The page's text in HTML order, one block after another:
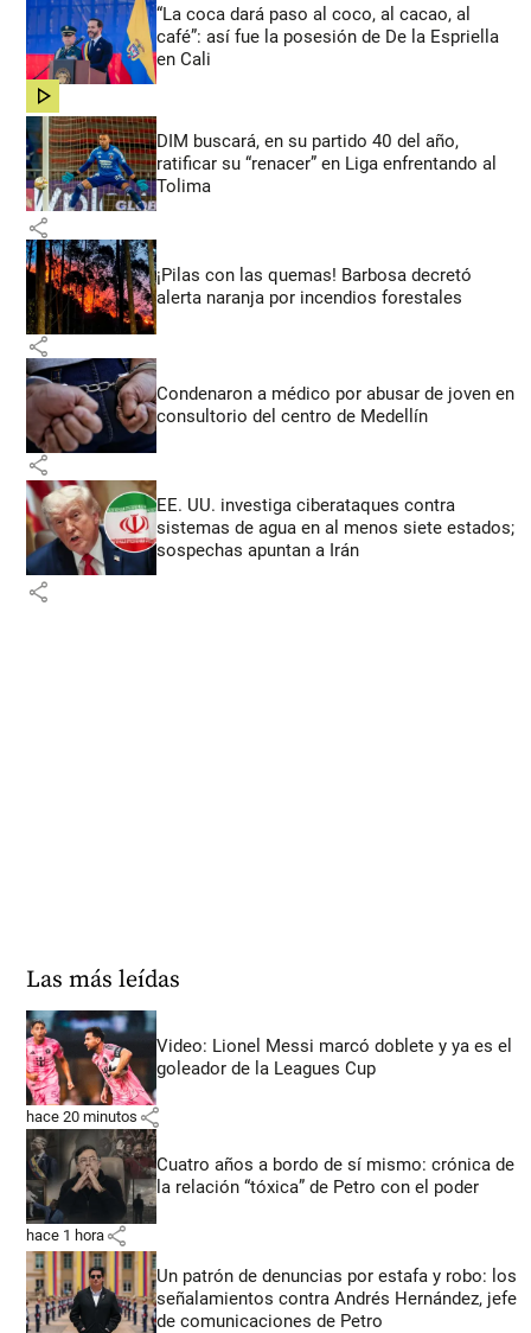
“La coca dará paso al coco, al cacao, al
café”: así fue la posesión de De la Espriella
en Cali
share
DIM buscará, en su partido 40 del año,
ratificar su “renacer” en Liga enfrentando al
Tolima
share
¡Pilas con las quemas! Barbosa decretó
alerta naranja por incendios forestales
share
Condenaron a médico por abusar de joven en
consultorio del centro de Medellín
share
EE. UU. investiga ciberataques contra
sistemas de agua en al menos siete estados;
sospechas apuntan a Irán
share
Las más leídas
Video: Lionel Messi marcó doblete y ya es el
goleador de la Leagues Cup
hace 20 minutos share
Cuatro años a bordo de sí mismo: crónica de
la relación “tóxica” de Petro con el poder
hace 1 hora share
Un patrón de denuncias por estafa y robo: los
señalamientos contra Andrés Hernández, jefe
de comunicaciones de Petro